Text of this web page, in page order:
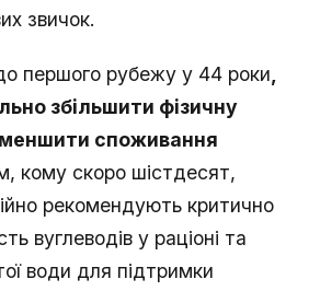
звичок.
першого рубежу у 44 роки,
збільшити фізичну
споживання
кому скоро шістдесят,
рекомендують критично
вуглеводів у раціоні та
води для підтримки